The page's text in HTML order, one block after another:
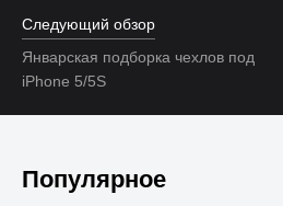
Следующий обзор
Январская подборка чехлов под
iPhone 5/5S
Популярное